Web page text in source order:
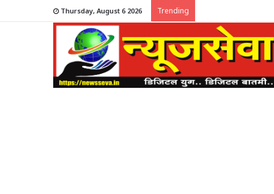
Thursday, August 6 2026 Trending